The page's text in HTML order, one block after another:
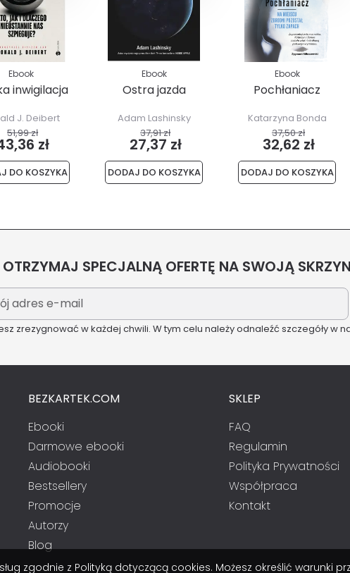
Ebook
inwigilacja
J. Deibert
51,99 zł
zł
DO KOSZYKA
Ebook
Ostra jazda
Adam Lashinsky
37,91 zł
27,37 zł
DODAJ DO KOSZYKA
Ebook
Pochłaniacz
Katarzyna Bonda
37,50 zł
32,62 zł
DODAJ DO KOSZYKA
OTRZYMAJ SPECJALNĄ OFERTĘ NA SWOJĄ
zrezygnować w każdej chwili. W tym celu należy odnaleźć szczegóły w
BEZKARTEK.COM
Ebooki
Darmowe ebooki
Audiobooki
Bestsellery
Promocje
Autorzy
Blog
SKLEP
FAQ
Regulamin
Polityka Prywatności
Współpraca
Kontakt
zgodnie z Polityką dotyczącą cookies. Możesz określić warunki